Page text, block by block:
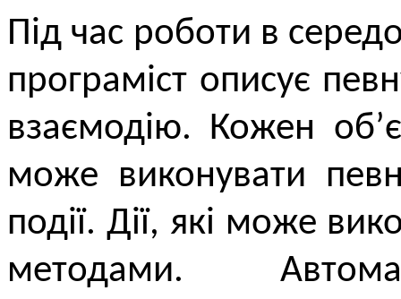
Під час роботи в
програміст описує
взаємодію. Кожен
може виконувати
події. Дії, які може
методами.